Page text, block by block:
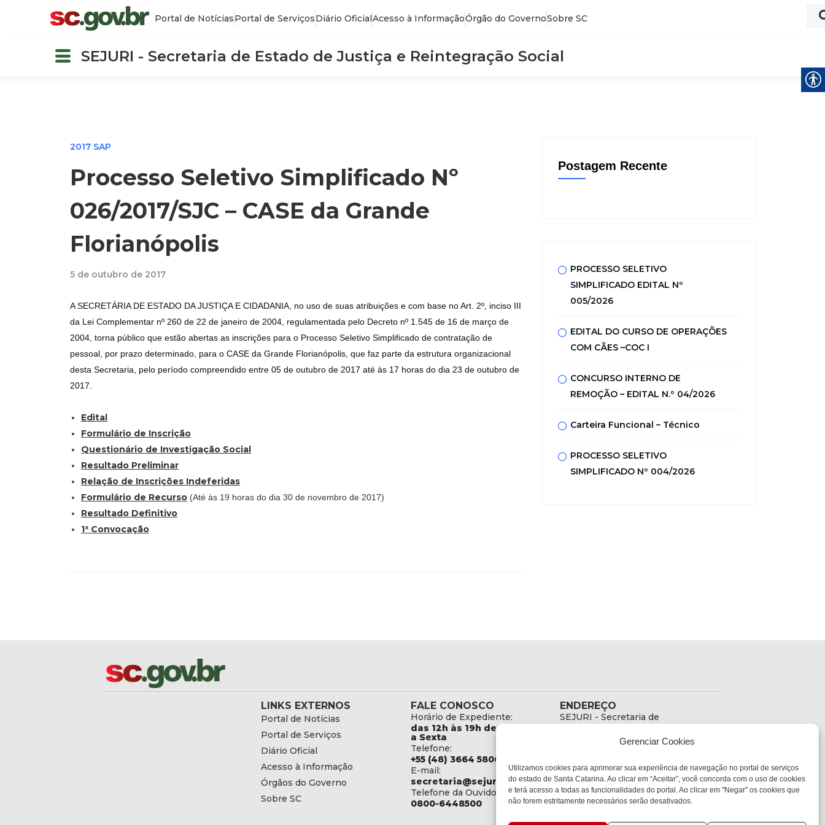
Gerenciar Cookies
Utilizamos cookies para aprimorar sua experiência de navegação no portal de serviços
do estado de Santa Catarina. Ao clicar em “Aceitar”, você concorda com o uso de cookies
e terá acesso a todas as funcionalidades do portal. Ao clicar em "Negar" os cookies que
não forem estritamente necessários serão desativados.
Portal de NotíciasPortal de ServiçosDiário OficialAcesso à InformaçãoÓrgão do GovernoSobre SC
SEJURI - Secretaria de Estado de Justiça e Reintegração Social
2017 SAP
Processo Seletivo Simplificado Nº
026/2017/SJC – CASE da Grande
Florianópolis
5 de outubro de 2017
A SECRETÁRIA DE ESTADO DA JUSTIÇA E CIDADANIA, no uso de suas atribuições e com base no Art. 2º, inciso III
da Lei Complementar nº 260 de 22 de janeiro de 2004, regulamentada pelo Decreto nº 1.545 de 16 de março de
2004, torna público que estão abertas as inscrições para o Processo Seletivo Simplificado de contratação de
pessoal, por prazo determinado, para o CASE da Grande Florianópolis, que faz parte da estrutura organizacional
desta Secretaria, pelo período compreendido entre 05 de outubro de 2017 até às 17 horas do dia 23 de outubro de
2017.
Edital
Formulário de Inscrição
Questionário de Investigação Social
Resultado Preliminar
Relação de Inscrições Indeferidas
Formulário de Recurso (Até às 19 horas do dia 30 de novembro de 2017)
Resultado Definitivo
1ª Convocação
Postagem Recente
PROCESSO SELETIVO
SIMPLIFICADO EDITAL Nº
005/2026
EDITAL DO CURSO DE OPERAÇÕES
COM CÃES –COC I
CONCURSO INTERNO DE
REMOÇÃO – EDITAL N.º 04/2026
Carteira Funcional – Técnico
PROCESSO SELETIVO
SIMPLIFICADO Nº 004/2026
LINKS EXTERNOS
Portal de Notícias
Portal de Serviços
Diário Oficial
Acesso à Informação
Órgãos do Governo
Sobre SC
FALE CONOSCO
Horário de Expediente:
das 12h às 19h de Segunda
a Sexta
Telefone:
+55 (48) 3664 5806
E-mail:
secretaria@sejuri.sc.gov.br
Telefone da Ouvidoria:
0800-6448500
ENDEREÇO
SEJURI - Secretaria de
Reintegração Social
Rua Fúlvio Aducci, 1214 -
Loja 06
Bairro:
Estreito - Florianópolis -
SC